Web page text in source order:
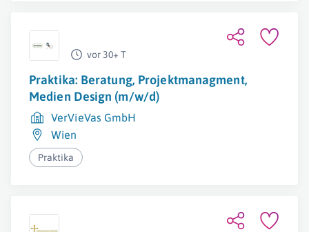
vor 30+ T
Praktika: Beratung, Projektmanagment,
Medien Design (m/w/d)
VerVieVas GmbH
Wien
Praktika